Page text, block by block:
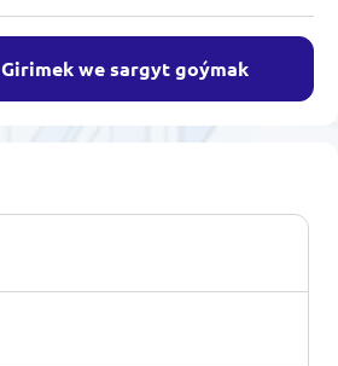
Girimek we sargyt goýmak